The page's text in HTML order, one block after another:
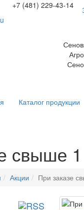
+7 (481) 229-43-14
Каталог продукции
свыше
Акции При заказе